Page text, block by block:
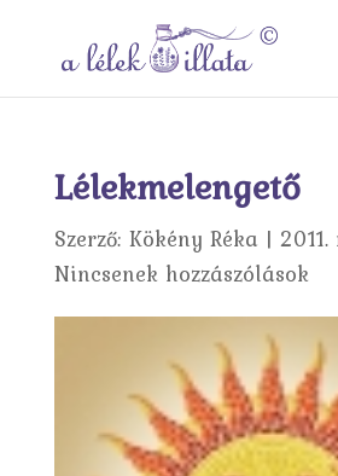
Lélekmelengető
Szerző: Kökény Réka |
Nincsenek hozzászólások